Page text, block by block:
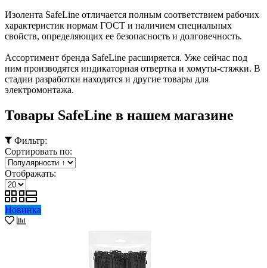
Изолента SafeLine отличается полным соответствием рабочих
характеристик нормам ГОСТ и наличием специальных
свойств, определяющих ее безопасность и долговечность.
Ассортимент бренда SafeLine расширяется. Уже сейчас под
ним производятся индикаторная отвертка и хомуты-стяжки. В
стадии разработки находятся и другие товары для
электромонтажа.
Товары SafeLine в нашем магазине
Фильтр:
Сортировать по:
Отображать:
Новинка